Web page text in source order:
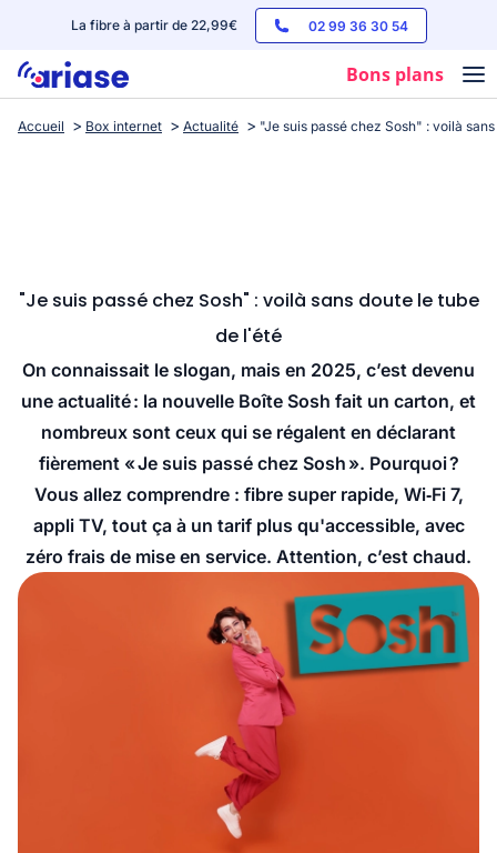
La fibre à partir de 22,99€ 02 99 36 30 54
Bons plans
Box internet
Streaming
Accueil Box internet Actualité "Je suis passé chez Sosh" : voilà
"Je suis passé chez Sosh" : voilà sans doute le tube
de l'été
On connaissait le slogan, mais en 2025, c’est devenu
une actualité : la nouvelle Boîte Sosh fait un carton, et
nombreux sont ceux qui se régalent en déclarant
fièrement « Je suis passé chez Sosh ». Pourquoi ?
Vous allez comprendre : fibre super rapide, Wi‑Fi 7,
appli TV, tout ça à un tarif plus qu'accessible, avec
zéro frais de mise en service. Attention, c’est chaud.